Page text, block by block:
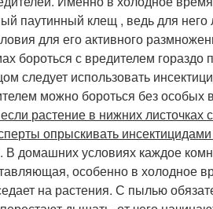
паутинный клещ , ведь для
для его активного
бороться с вредителем
следует использовать
можно бороться без
растение в нижних листочках
опрыскивать
домашних условиях каждое
особенно в холодное
на растения. С пылью